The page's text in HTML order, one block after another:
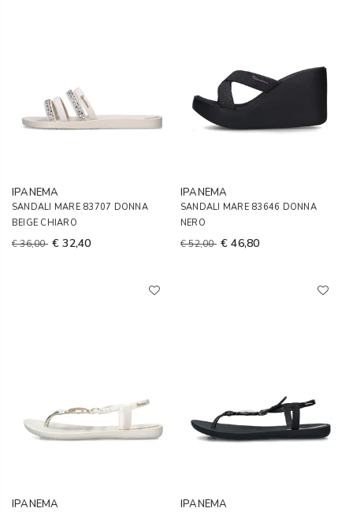
IPANEMA
SANDALI MARE 83707 DONNA
BEIGE CHIARO
€ 36,00 € 32,40
IPANEMA
SANDALI MARE 83646 DONNA
NERO
€ 52,00 € 46,80
IPANEMA IPANEMA